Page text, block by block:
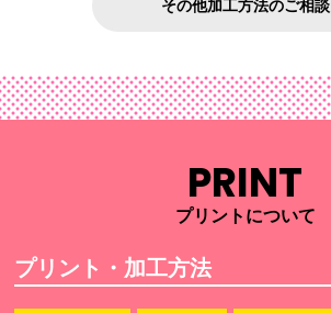
その他加工方法のご相談
PRINT
プリントについて
プリント・加工方法